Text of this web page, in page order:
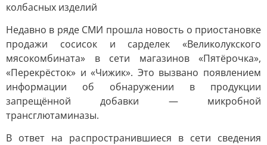
колбасных изделий
Недавно в ряде СМИ прошла новость о приостановке
продажи сосисок и сарделек «Великолукского
мясокомбината» в сети магазинов «Пятёрочка»,
«Перекрёсток» и «Чижик». Это вызвано появлением
информации об обнаружении в продукции
запрещённой добавки — микробной
трансглютаминазы.
В ответ на распространившиеся в сети сведения